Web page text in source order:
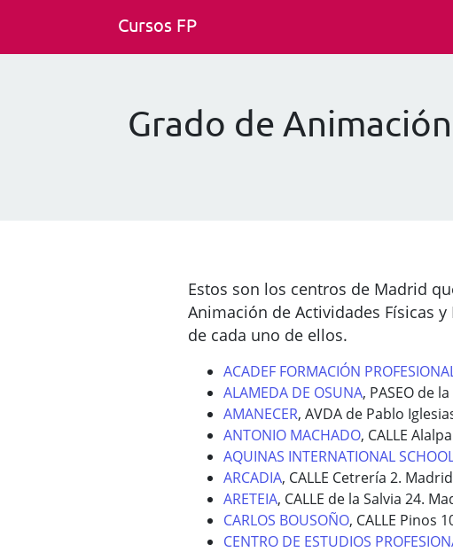
Cursos FP
Grado de
Estos son los centros de Madrid
Animación de Actividades Físicas
de cada uno de ellos.
ACADEF FORMACIÓN
ALAMEDA DE OSUNA, PASEO de
AMANECER, AVDA de Pablo
ANTONIO MACHADO, CALLE
AQUINAS INTERNATIONAL
ARCADIA, CALLE Cetrería 2. Madrid
ARETEIA, CALLE de la Salvia 24.
CARLOS BOUSOÑO, CALLE Pinos
CENTRO DE ESTUDIOS